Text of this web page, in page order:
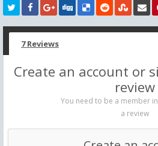
7 Reviews
Create an account or
review
You need to be a member
a review